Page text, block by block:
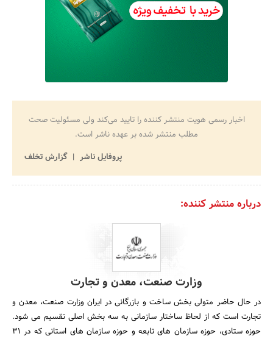
اخبار رسمی هویت منتشر کننده را تایید می‌کند ولی مسئولیت صحت
مطلب منتشر شده بر عهده ناشر است.
پروفایل ناشر
گزارش تخلف
درباره منتشر کننده:
وزارت صنعت، معدن و تجارت
در حال حاضر متولی بخش ساخت و بازرگانی در ایران وزارت صنعت، معدن و
تجارت است که از لحاظ ساختار سازمانی به سه بخش اصلی تقسیم می شود.
حوزه ستادی، حوزه سازمان های تابعه و حوزه سازمان های استانی که در 31